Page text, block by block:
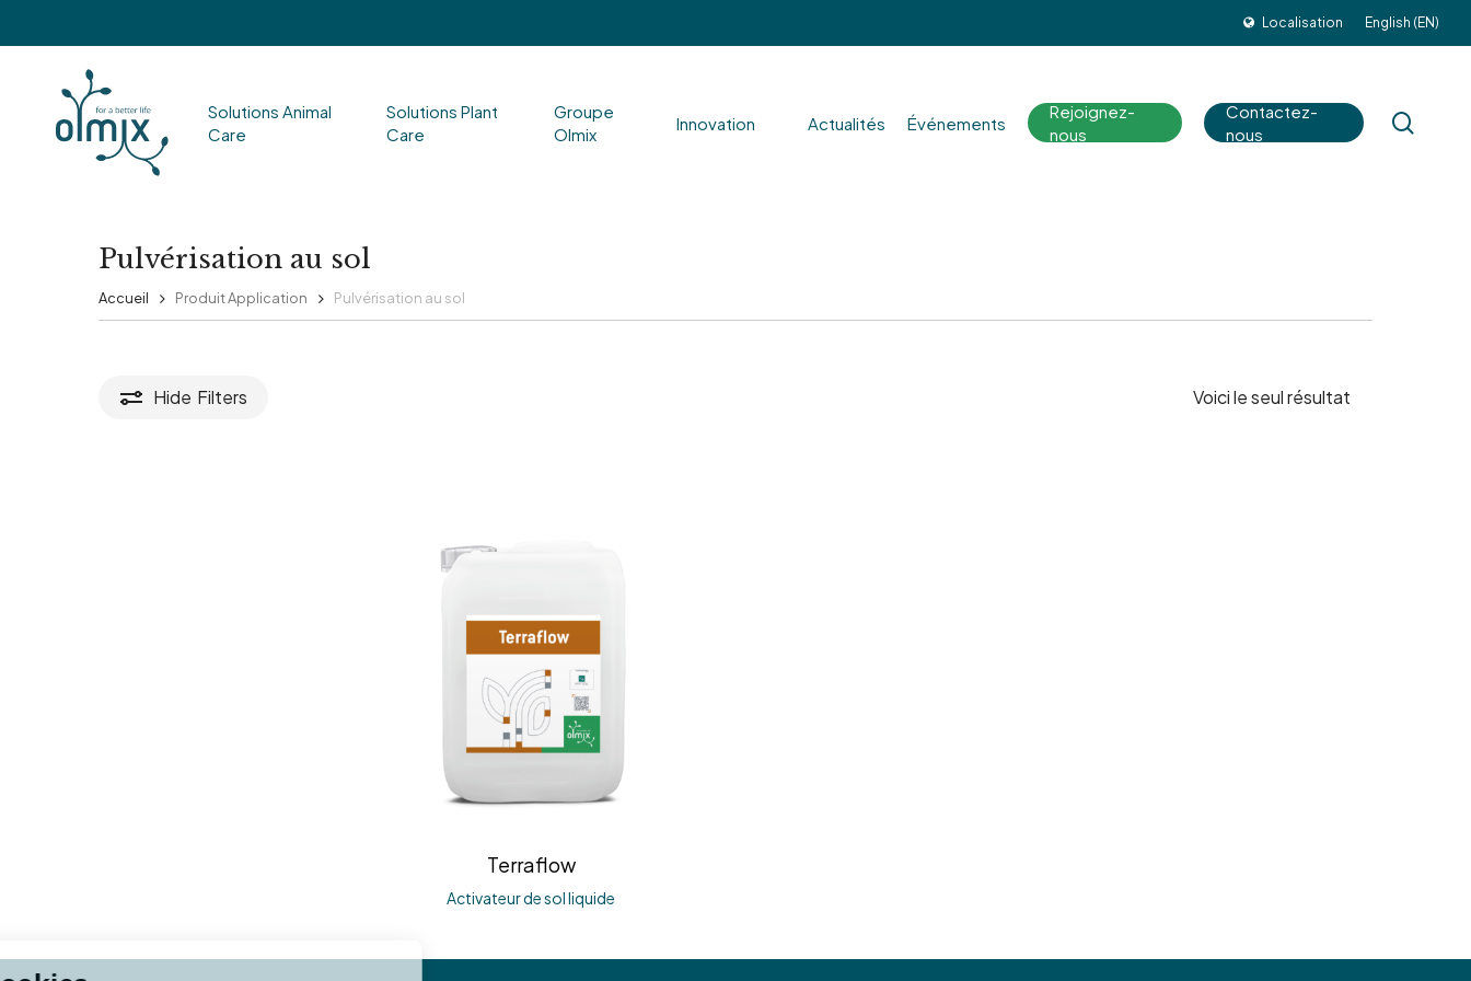
to
Localisation English (EN)
Solutions Animal
Care
Solutions Plant
Care
Groupe
Olmix
Innovation Actualités Événements
Rejoignez-
nous
Contactez-
nous
Pulvérisation au sol
Accueil Produit Application Pulvérisation au sol
Hide Filters Voici le seul résultat
Terraflow
Activateur de sol liquide